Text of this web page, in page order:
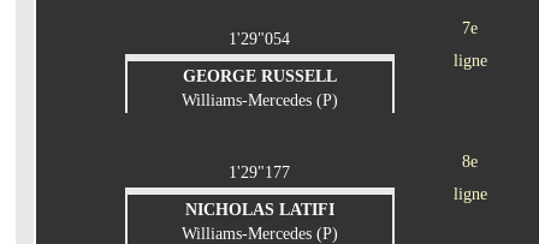
7e
ligne
1'29"054
GEORGE RUSSELL
Williams-Mercedes (P)
8e
ligne
1'29"177
NICHOLAS LATIFI
Williams-Mercedes (P)